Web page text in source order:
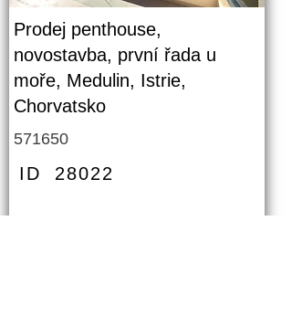
Prodej penthouse,
novostavba, první řada u
moře, Medulin, Istrie,
Chorvatsko
571650
ID 28022